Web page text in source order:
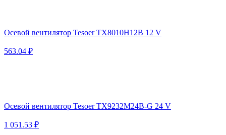
Осевой вентилятор Tesoer TX8010H12B 12 V
563.04 ₽
Осевой вентилятор Tesoer TX9232M24B-G 24 V
1 051.53 ₽